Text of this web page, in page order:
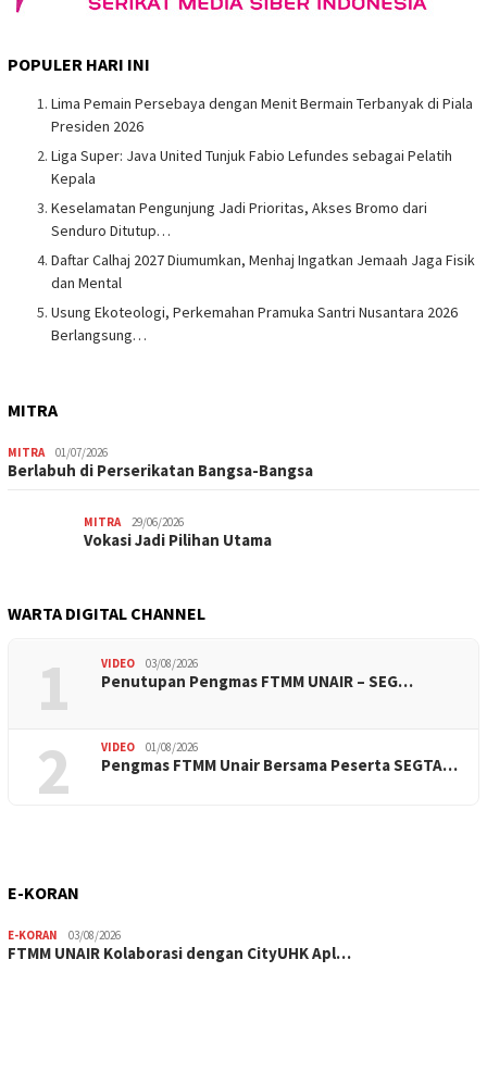
POPULER HARI INI
Lima Pemain Persebaya dengan Menit Bermain Terbanyak di Piala
Presiden 2026
Liga Super: Java United Tunjuk Fabio Lefundes sebagai Pelatih
Kepala
Keselamatan Pengunjung Jadi Prioritas, Akses Bromo dari
Senduro Ditutup…
Daftar Calhaj 2027 Diumumkan, Menhaj Ingatkan Jemaah Jaga Fisik
dan Mental
Usung Ekoteologi, Perkemahan Pramuka Santri Nusantara 2026
Berlangsung…
MITRA
MITRA 01/07/2026
Berlabuh di Perserikatan Bangsa-Bangsa
MITRA 29/06/2026
Vokasi Jadi Pilihan Utama
WARTA DIGITAL CHANNEL
1 VIDEO 03/08/2026
Penutupan Pengmas FTMM UNAIR – SEG…
2 VIDEO 01/08/2026
Pengmas FTMM Unair Bersama Peserta SEGTA…
E-KORAN
E-KORAN 03/08/2026
FTMM UNAIR Kolaborasi dengan CityUHK Apl…